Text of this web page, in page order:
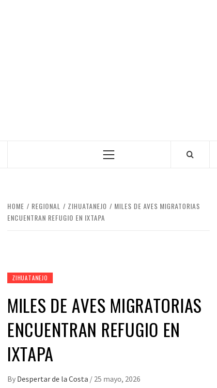
Primary
HOME REGIONAL ZIHUATANEJO
MILES DE AVES MIGRATORIAS
ENCUENTRAN REFUGIO EN IXTAPA
ZIHUATANEJO
MILES DE AVES MIGRATORIAS
ENCUENTRAN REFUGIO EN
IXTAPA
By Despertar de la Costa / 25 mayo, 2026